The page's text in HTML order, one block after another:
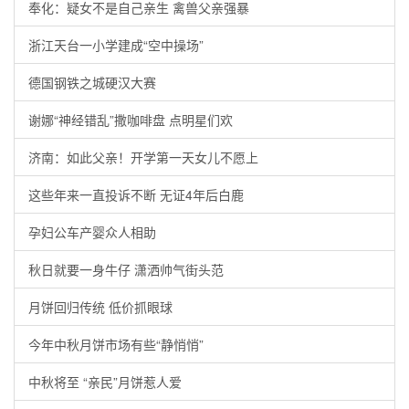
奉化：疑女不是自己亲生 禽兽父亲强暴
浙江天台一小学建成“空中操场”
德国钢铁之城硬汉大赛
谢娜“神经错乱”撒咖啡盘 点明星们欢
济南：如此父亲！开学第一天女儿不愿上
这些年来一直投诉不断 无证4年后白鹿
孕妇公车产婴众人相助
秋日就要一身牛仔 潇洒帅气街头范
月饼回归传统 低价抓眼球
今年中秋月饼市场有些“静悄悄”
中秋将至 “亲民”月饼惹人爱